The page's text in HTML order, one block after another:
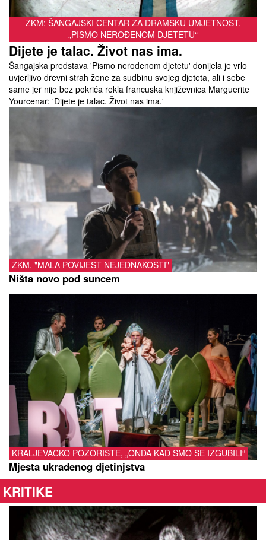
ZKM: ŠANGAJSKI CENTAR ZA DRAMSKU UMJETNOST,
„PISMO NEROĐENOM DJETETU“
Dijete je talac. Život nas ima.
Šangajska predstava 'Pismo nerođenom djetetu' donijela je vrlo
uvjerljivo drevni strah žene za sudbinu svojeg djeteta, ali i sebe
same jer nije bez pokrića rekla francuska književnica Marguerite
Yourcenar: 'Dijete je talac. Život nas ima.'
ZKM, "MALA POVIJEST NEJEDNAKOSTI"
Ništa novo pod suncem
KRALJEVAČKO POZORIŠTE, „ONDA KAD SMO SE IZGUBILI“
Mjesta ukradenog djetinjstva
KRITIKE